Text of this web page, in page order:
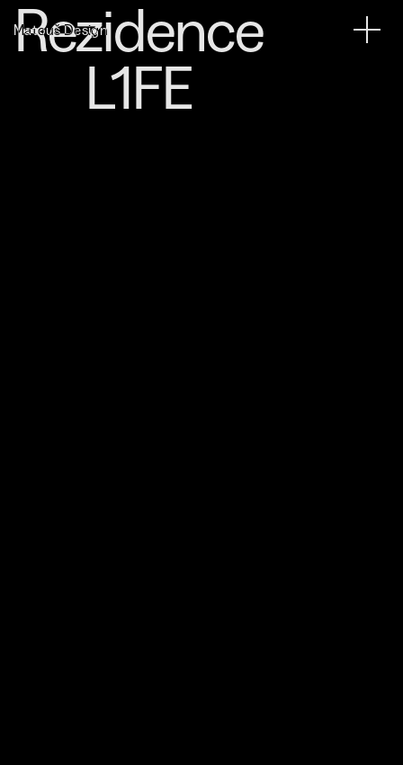
Matouš Design
Rezidence
L1FE